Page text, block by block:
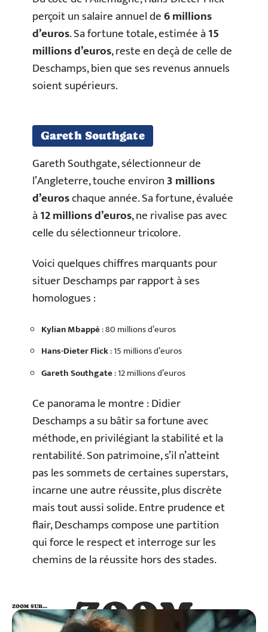
perçoit un salaire annuel de6 millions
d’euros. Sa fortune totale, estimée à15
millions d’euros, reste en deçà de celle de
Deschamps, bien que ses revenus annuels
soient supérieurs.
Gareth Southgate
Gareth Southgate, sélectionneur de
l’Angleterre, touche environ3 millions
d’euroschaque année. Sa fortune, évaluée
à12 millions d’euros, ne rivalise pas avec
celle du sélectionneur tricolore.
Voici quelques chiffres marquants pour
situer Deschamps par rapport à ses
homologues :
Kylian Mbappé: 80 millions d’euros
Hans-Dieter Flick: 15 millions d’euros
Gareth Southgate: 12 millions d’euros
Ce panorama le montre : Didier
Deschamps a su bâtir sa fortune avec
méthode, en privilégiant la stabilité et la
rentabilité. Son patrimoine, s’il n’atteint
pas les sommets de certaines superstars,
incarne une autre réussite, plus discrète
mais tout aussi solide. Entre prudence et
flair, Deschamps compose une partition
qui force le respect et interroge sur les
chemins de la réussite hors des stades.
ZOOM
ZOOM SUR…